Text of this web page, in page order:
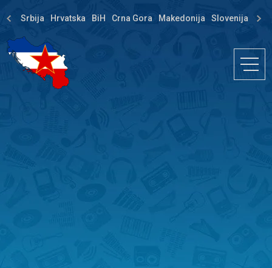
Srbija Hrvatska BiH Crna Gora Makedonija Slovenija